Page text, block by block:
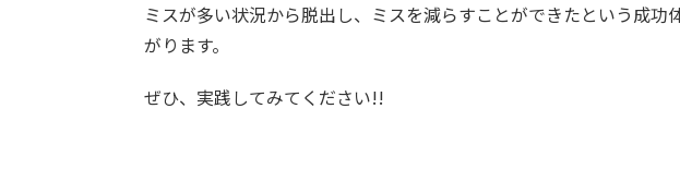
ミスが多い状況から脱出し、ミスを減らすことができたという成
がります。
ぜひ、実践してみてください!!